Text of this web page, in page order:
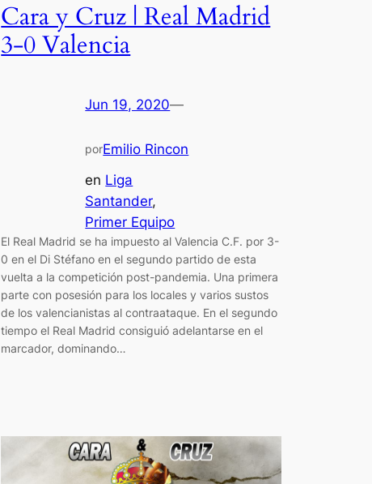
Cara y Cruz | Real Madrid
3-0 Valencia
Jun 19, 2020—
porEmilio Rincon
en Liga
Santander
Primer Equipo
El Real Madrid se ha impuesto al Valencia C.F. por 3-
0 en el Di Stéfano en el segundo partido de esta
vuelta a la competición post-pandemia. Una primera
parte con posesión para los locales y varios sustos
de los valencianistas al contraataque. En el segundo
tiempo el Real Madrid consiguió adelantarse en el
marcador, dominando…